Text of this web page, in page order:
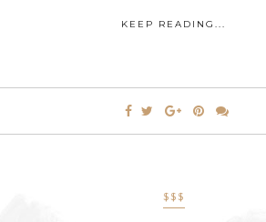
KEEP READING...
$$$